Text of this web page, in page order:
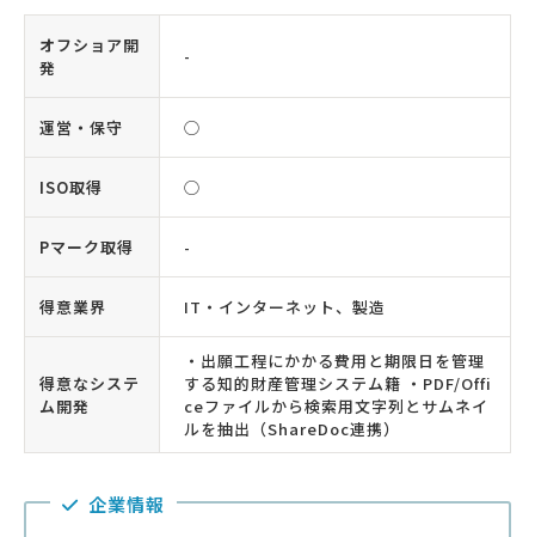
オフショア開
発
-
運営・保守 ◯
ISO取得 ◯
Pマーク取得 -
得意業界 IT・インターネット、製造
得意なシステ
ム開発
・出願工程にかかる費用と期限日を管理
する知的財産管理システム籍 ・PDF/Offi
ceファイルから検索用文字列とサムネイ
ルを抽出（ShareDoc連携）
企業情報